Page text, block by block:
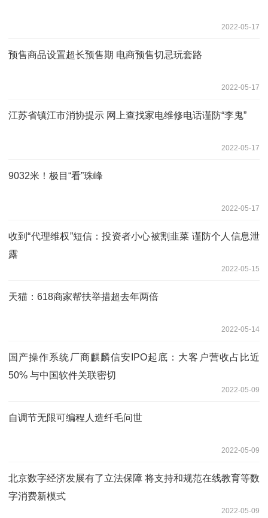
2022-05-17
预售商品设置超长预售期 电商预售切忌玩套路
2022-05-17
江苏省镇江市消协提示 网上查找家电维修电话谨防“李鬼”
2022-05-17
9032米！极目“看”珠峰
2022-05-17
收到“代理维权”短信：投资者小心被割韭菜 谨防个人信息泄
露
2022-05-15
天猫：618商家帮扶举措超去年两倍
2022-05-14
国产操作系统厂商麒麟信安IPO起底：大客户营收占比近
50% 与中国软件关联密切
2022-05-09
自调节无限可编程人造纤毛问世
2022-05-09
北京数字经济发展有了立法保障 将支持和规范在线教育等数
字消费新模式
2022-05-09